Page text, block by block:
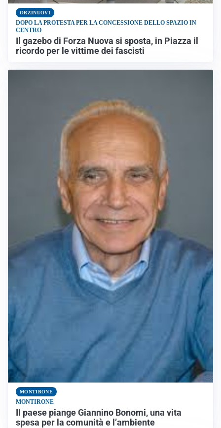
ORZINUOVI
DOPO LA PROTESTA PER LA CONCESSIONE DELLO SPAZIO IN
CENTRO
Il gazebo di Forza Nuova si sposta, in Piazza il
ricordo per le vittime dei fascisti
MONTIRONE
MONTIRONE
Il paese piange Giannino Bonomi, una vita
spesa per la comunità e l’ambiente